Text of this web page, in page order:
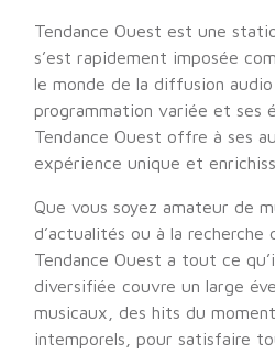
Tendance Ouest est une
s’est rapidement imposée
le monde de la diffusion
programmation variée et ses
Tendance Ouest offre à ses
expérience unique et
Que vous soyez amateur de
d’actualités ou à la recherche
Tendance Ouest a tout ce
diversifiée couvre un large
musicaux, des hits du
intemporels, pour satisfaire